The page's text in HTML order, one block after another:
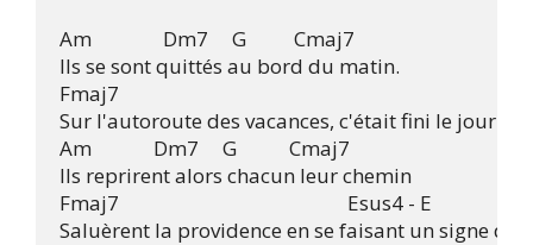
Am               Dm7     G          Cmaj7
Ils se sont quittés au bord du matin.
Fmaj7
Sur l'autoroute des vacances, c'était fini le jour de
Am             Dm7     G           Cmaj7
Ils reprirent alors chacun leur chemin
Fmaj7                                                Esus4 - E
Saluèrent la providence en se faisant un signe de